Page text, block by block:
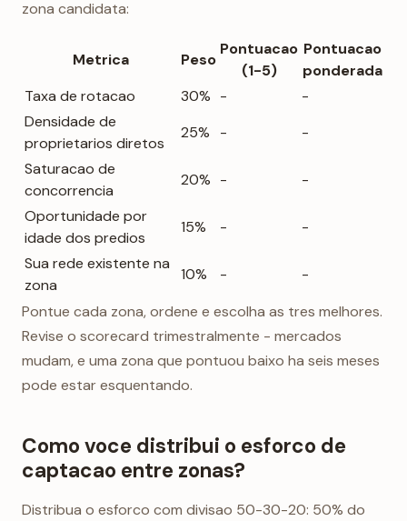
zona candidata:
Metrica Peso
Pontuacao
(1-5)
Pontuacao
ponderada
Taxa de rotacao
30% -
-
Densidade de
proprietarios diretos
25% -
-
Saturacao de
concorrencia
20% -
-
Oportunidade por
idade dos predios
15% -
-
Sua rede existente na
zona
10% -
-
Pontue cada zona, ordene e escolha as tres melhores.
Revise o scorecard trimestralmente - mercados
mudam, e uma zona que pontuou baixo ha seis meses
pode estar esquentando.
Como voce distribui o esforco de
captacao entre zonas?
Distribua o esforco com divisao 50-30-20: 50% do